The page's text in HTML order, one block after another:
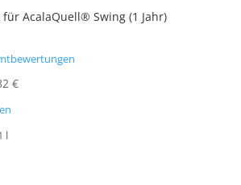
AcalaQuell® Swing (1 Jahr)
€
l